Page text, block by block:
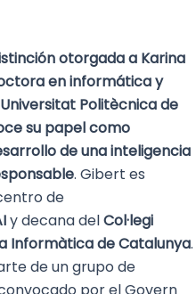
otorgada a Karina
en informática y
Politècnica de
su papel como
de una inteligencia
. Gibert es
de
y decana delCol·legi
Informàtica de Catalunya.
de un grupo de
por el Govern